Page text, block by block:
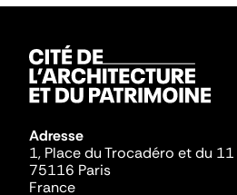
Adresse
1, Place du Trocadéro et du
75116 Paris
France